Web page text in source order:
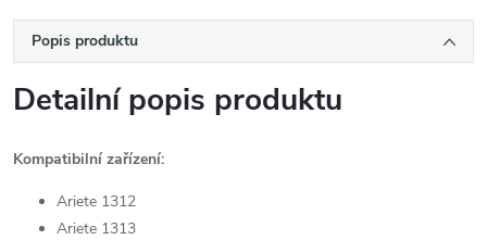
Popis produktu
Detailní popis produktu
Kompatibilní zařízení:
Ariete 1312
Ariete 1313